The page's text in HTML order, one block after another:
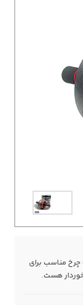
مناسب برای
هست.